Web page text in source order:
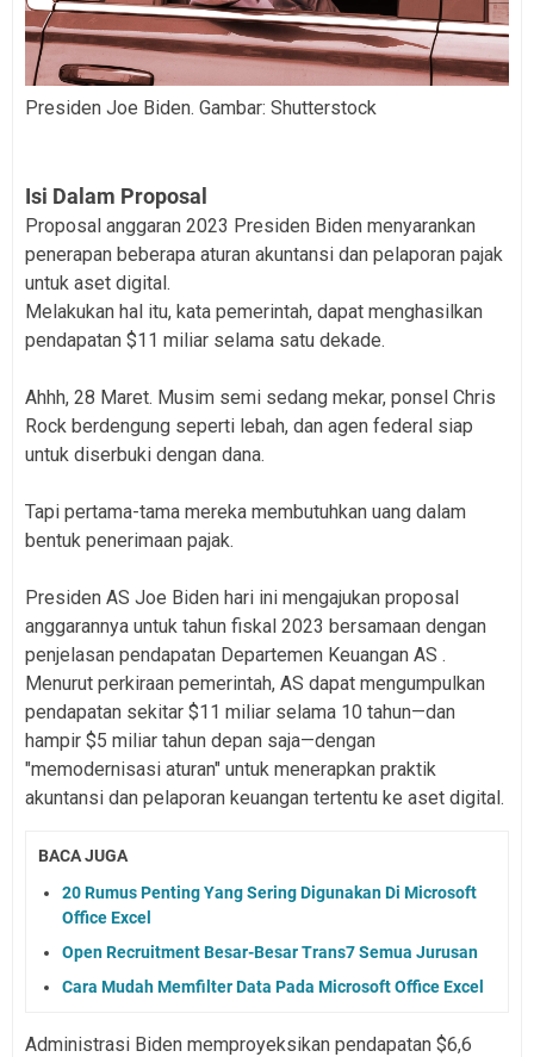
Presiden Joe Biden. Gambar: Shutterstock
Isi Dalam Proposal
Proposal anggaran 2023 Presiden Biden menyarankan
penerapan beberapa aturan akuntansi dan pelaporan pajak
untuk aset digital.
Melakukan hal itu, kata pemerintah, dapat menghasilkan
pendapatan $11 miliar selama satu dekade.
Ahhh, 28 Maret. Musim semi sedang mekar, ponsel Chris
Rock berdengung seperti lebah, dan agen federal siap
untuk diserbuki dengan dana.
Tapi pertama-tama mereka membutuhkan uang dalam
bentuk penerimaan pajak.
Presiden AS Joe Biden hari ini mengajukan proposal
anggarannya untuk tahun fiskal 2023 bersamaan dengan
penjelasan pendapatan Departemen Keuangan AS .
Menurut perkiraan pemerintah, AS dapat mengumpulkan
pendapatan sekitar $11 miliar selama 10 tahun—dan
hampir $5 miliar tahun depan saja—dengan
"memodernisasi aturan" untuk menerapkan praktik
akuntansi dan pelaporan keuangan tertentu ke aset digital.
BACA JUGA
20 Rumus Penting Yang Sering Digunakan Di Microsoft
Office Excel
Open Recruitment Besar-Besar Trans7 Semua Jurusan
Cara Mudah Memfilter Data Pada Microsoft Office Excel
Administrasi Biden memproyeksikan pendapatan $6,6